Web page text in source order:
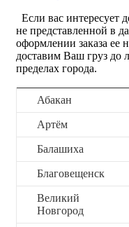
Если вас интересует
не представленной в
оформлении заказа ее
доставим Ваш груз до
пределах города.
Абакан
Артём
Балашиха
Благовещенск
Великий
Новгород